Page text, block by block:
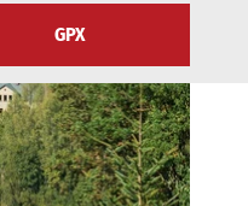
GPX